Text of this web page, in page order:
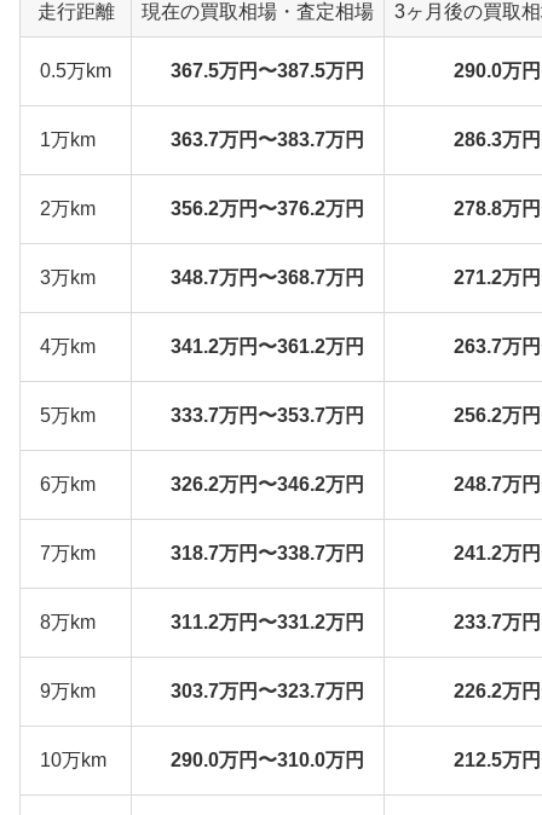
走行距離 現在の買取相場・査定相場 3ヶ月後の買取
0.5万km 367.5万円〜387.5万円 290.0万
1万km 363.7万円〜383.7万円 286.3万
2万km 356.2万円〜376.2万円 278.8万
3万km 348.7万円〜368.7万円 271.2万
4万km 341.2万円〜361.2万円 263.7万
5万km 333.7万円〜353.7万円 256.2万
6万km 326.2万円〜346.2万円 248.7万
7万km 318.7万円〜338.7万円 241.2万
8万km 311.2万円〜331.2万円 233.7万
9万km 303.7万円〜323.7万円 226.2万
10万km 290.0万円〜310.0万円 212.5万